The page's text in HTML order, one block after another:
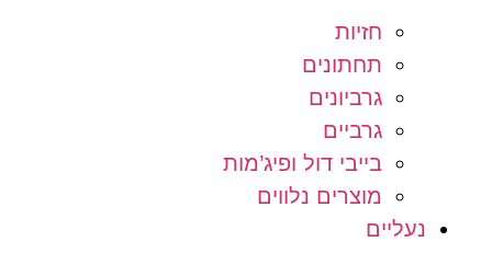
חזיות
תחתונים
גרביונים
גרביים
בייבי דול ופיג’מות
מוצרים נלווים
נעליים